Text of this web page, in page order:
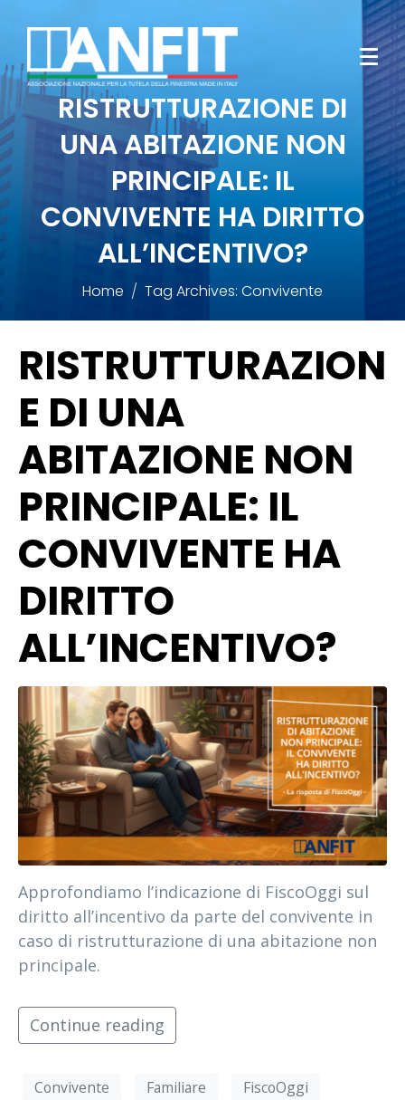
RISTRUTTURAZIONE DI
UNA ABITAZIONE NON
PRINCIPALE: IL
CONVIVENTE HA DIRITTO
ALL’INCENTIVO?
Home Tag Archives: Convivente
RISTRUTTURAZION
E DI UNA
ABITAZIONE NON
PRINCIPALE: IL
CONVIVENTE HA
DIRITTO
ALL’INCENTIVO?
Approfondiamo l’indicazione di FiscoOggi sul
diritto all’incentivo da parte del convivente in
caso di ristrutturazione di una abitazione non
principale.
Continue reading
Convivente Familiare
FiscoOggi